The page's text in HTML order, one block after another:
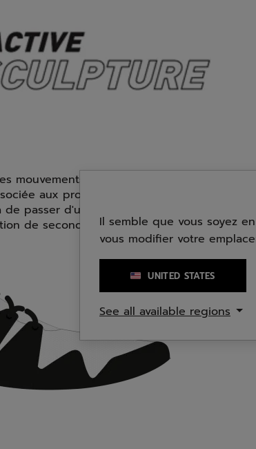
mouvements explosifs et des arrêts
aux propriétés de l’EVA de la semelle
passer d'une phase de défense à une
de seconde.
Il semble que vous soyez
vous modifier votre
UNITED STATES
See all available regions